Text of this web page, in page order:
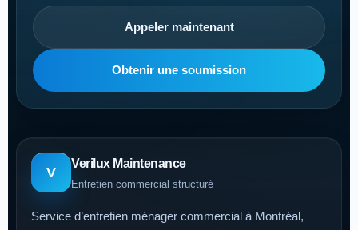
Appeler maintenant
Obtenir une soumission
V
Verilux Maintenance
Entretien commercial structuré
Service d’entretien ménager commercial à Montréal,